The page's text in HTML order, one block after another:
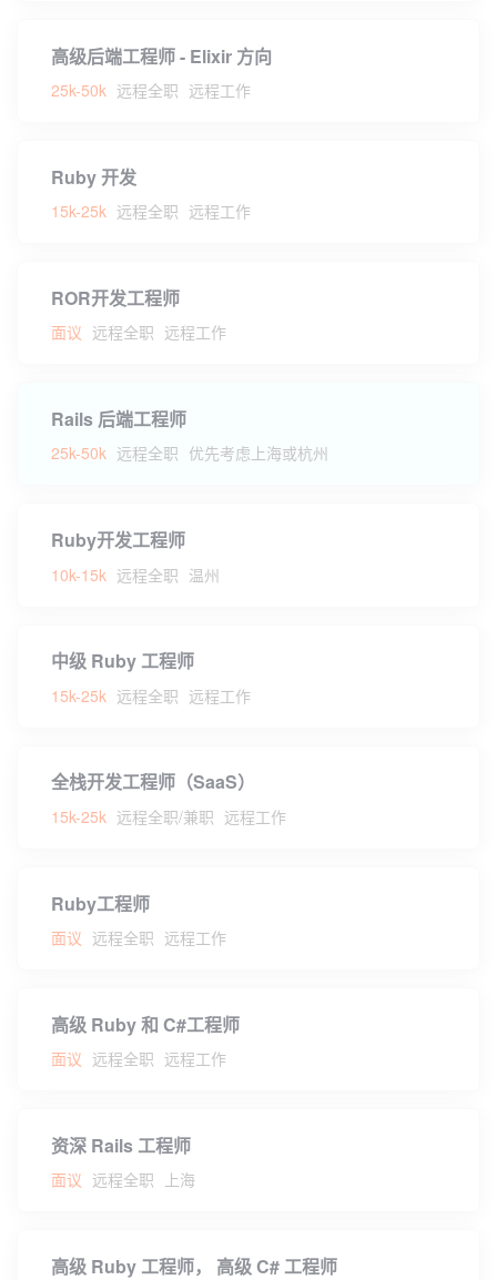
高级后端工程师 - Elixir 方向
25k-50k 远程全职 远程工作
Ruby 开发
15k-25k 远程全职 远程工作
ROR开发工程师
面议 远程全职 远程工作
Rails 后端工程师
25k-50k 远程全职 优先考虑上海或杭州
Ruby开发工程师
10k-15k 远程全职 温州
中级 Ruby 工程师
15k-25k 远程全职 远程工作
全栈开发工程师（SaaS）
15k-25k 远程全职/兼职 远程工作
Ruby工程师
面议 远程全职 远程工作
高级 Ruby 和 C#工程师
面议 远程全职 远程工作
资深 Rails 工程师
面议 远程全职 上海
高级 Ruby 工程师， 高级 C# 工程师